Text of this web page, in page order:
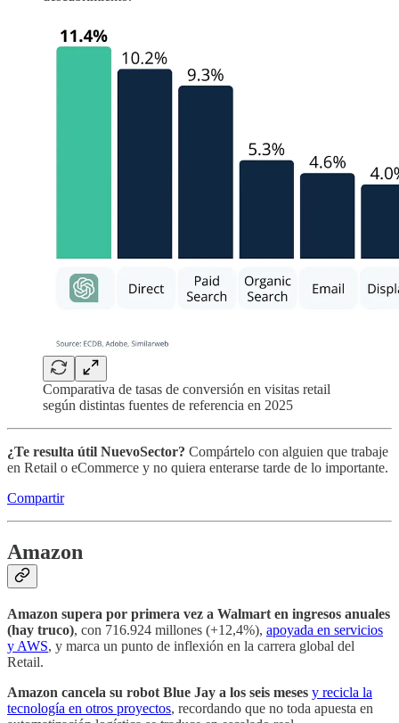
Comparativa de tasas de conversión en visitas retail
según distintas fuentes de referencia en 2025
¿Te resulta útil NuevoSector? Compártelo con alguien que trabaje
en Retail o eCommerce y no quiera enterarse tarde de lo importante.
Compartir
Amazon
Amazon supera por primera vez a Walmart en ingresos anuales
(hay truco), con 716.924 millones (+12,4%), apoyada en servicios
y AWS, y marca un punto de inflexión en la carrera global del
Retail.
Amazon cancela su robot Blue Jay a los seis meses y recicla la
tecnología en otros proyectos, recordando que no toda apuesta en